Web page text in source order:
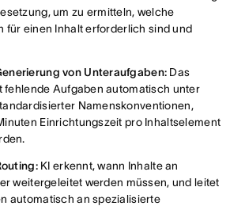
um zu ermitteln, welche
für einen Inhalt erforderlich sind und
von Unteraufgaben: Das
fehlende Aufgaben automatisch unter
Namenskonventionen,
Einrichtungszeit pro Inhaltselement
KI erkennt, wann Inhalte an
weitergeleitet werden müssen, und leitet
automatisch an spezialisierte